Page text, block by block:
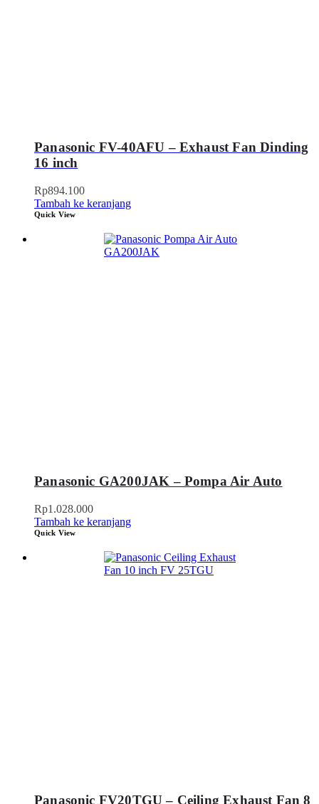
Panasonic FV-40AFU – Exhaust Fan Dinding
16 inch
Rp894.100
Tambah ke keranjang
Quick View
Panasonic GA200JAK – Pompa Air Auto
Rp1.028.000
Tambah ke keranjang
Quick View
Panasonic FV20TGU – Ceiling Exhaust Fan 8